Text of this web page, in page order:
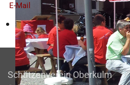
E-Mail
Schützenverein Oberkulm